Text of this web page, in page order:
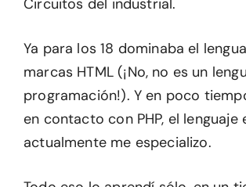
Circuitos del industrial.
Ya para los 18 dominaba el
marcas HTML (¡No, no es un
programación!). Y en poco
en contacto con PHP, el lenguaje
actualmente me especializo.